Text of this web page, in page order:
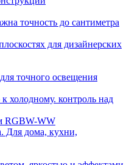
точность до сантиметра
для дизайнерских
точного освещения
холодному. контроль над
RGBW-WW
Для дома, кухни,